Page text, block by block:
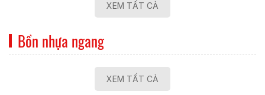
XEM TẤT CẢ
Bồn nhựa ngang
XEM TẤT CẢ